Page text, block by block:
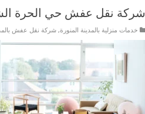
شركة نقل عفش حي الحرة
خدمات منزلية بالمدينة المنورة,شركة نقل عفش